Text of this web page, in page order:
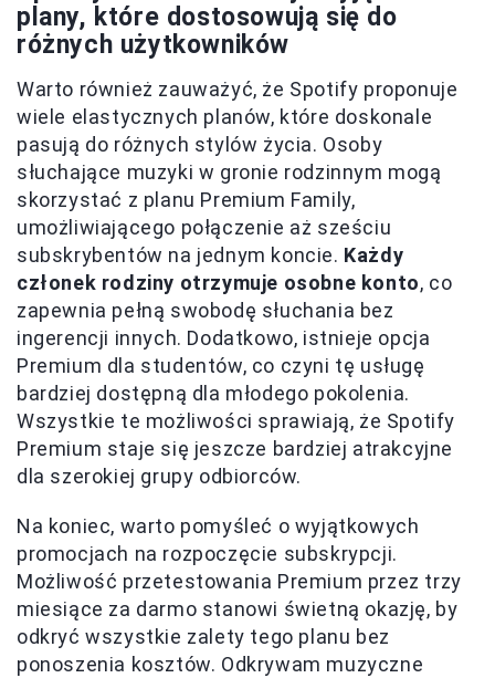
plany, które dostosowują się do
różnych użytkowników
Warto również zauważyć, że Spotify proponuje
wiele elastycznych planów, które doskonale
pasują do różnych stylów życia. Osoby
słuchające muzyki w gronie rodzinnym mogą
skorzystać z planu Premium Family,
umożliwiającego połączenie aż sześciu
subskrybentów na jednym koncie. Każdy
członek rodziny otrzymuje osobne konto, co
zapewnia pełną swobodę słuchania bez
ingerencji innych. Dodatkowo, istnieje opcja
Premium dla studentów, co czyni tę usługę
bardziej dostępną dla młodego pokolenia.
Wszystkie te możliwości sprawiają, że Spotify
Premium staje się jeszcze bardziej atrakcyjne
dla szerokiej grupy odbiorców.
Na koniec, warto pomyśleć o wyjątkowych
promocjach na rozpoczęcie subskrypcji.
Możliwość przetestowania Premium przez trzy
miesiące za darmo stanowi świetną okazję, by
odkryć wszystkie zalety tego planu bez
ponoszenia kosztów. Odkrywam muzyczne